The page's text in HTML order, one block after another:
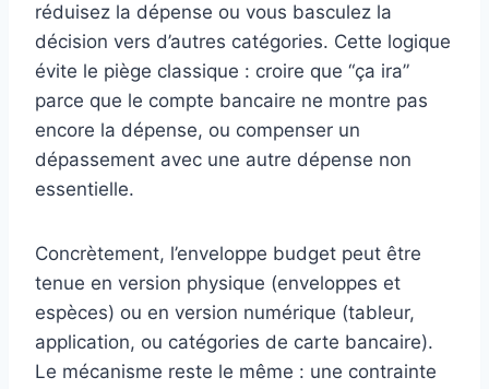
réduisez la dépense ou vous basculez la
décision vers d’autres catégories. Cette logique
évite le piège classique : croire que “ça ira”
parce que le compte bancaire ne montre pas
encore la dépense, ou compenser un
dépassement avec une autre dépense non
essentielle.
Concrètement, l’enveloppe budget peut être
tenue en version physique (enveloppes et
espèces) ou en version numérique (tableur,
application, ou catégories de carte bancaire).
Le mécanisme reste le même : une contrainte